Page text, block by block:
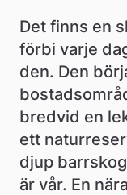
Det finns en
förbi varje
den. Den
bredvid en
ett
djup
är vår. En